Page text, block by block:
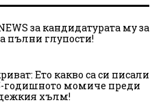
за кандидатурата му за
пълни глупости!
Ето какво са си писали
годишното момиче преди
хълм!